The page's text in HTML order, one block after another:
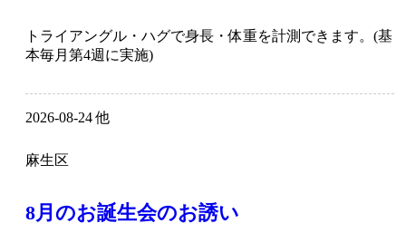
トライアングル・ハグで身長・体重を計測できます。(基
本毎月第4週に実施)
2026-08-24 他
麻生区
8月のお誕生会のお誘い